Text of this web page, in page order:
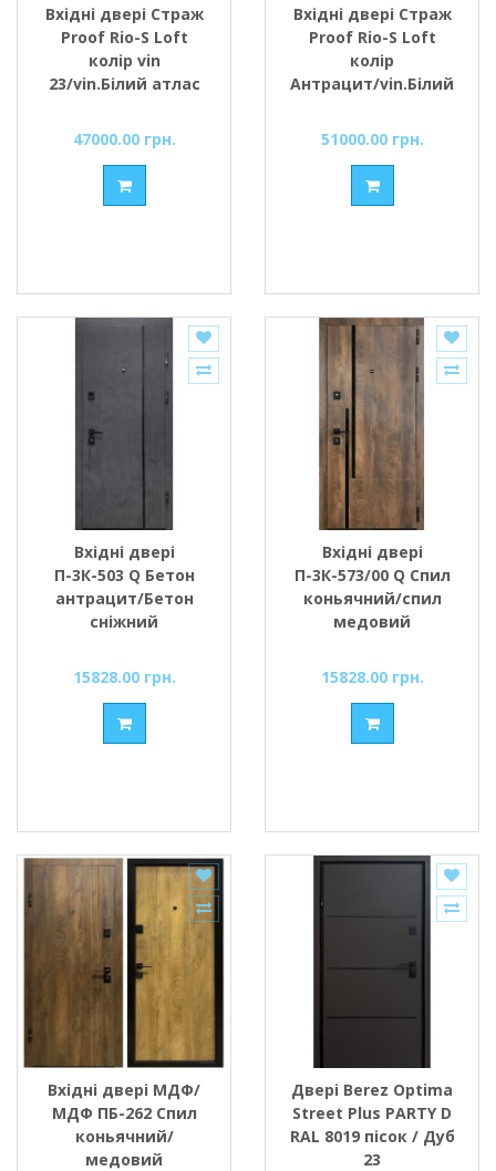
Вхідні двері Страж
Proof Rio-S Loft
колір vin
23/vin.Білий атлас
47000.00 грн.
Вхідні двері Страж
Proof Rio-S Loft
колір
Антрацит/vin.Білий
1200
51000.00 грн.
Вхідні двері
П-3К-503 Q Бетон
антрацит/Бетон
сніжний
15828.00 грн.
Вхідні двері
П-3К-573/00 Q Спил
коньячний/спил
медовий
15828.00 грн.
Вхідні двері МДФ/
МДФ ПБ-262 Спил
коньячний/
медовий
Двері Berez Optima
Street Plus PARTY D
RAL 8019 пісок / Дуб
23